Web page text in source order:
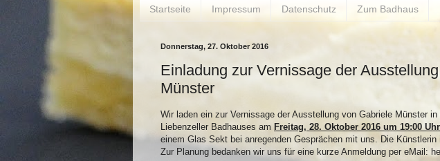
Startseite Impressum Datenschutz Zum Badhaus
Donnerstag, 27. Oktober 2016
Einladung zur Vernissage der
Münster
Wir laden ein zur Vernissage der Ausstellung von Gabriele Münster
Liebenzeller Badhauses am Freitag, 28. Oktober 2016 um 19:00 Uhr
einem Glas Sekt bei anregenden Gesprächen mit uns. Die Künstlerin
Zur Planung bedanken wir uns für eine kurze Anmeldung per eMail: